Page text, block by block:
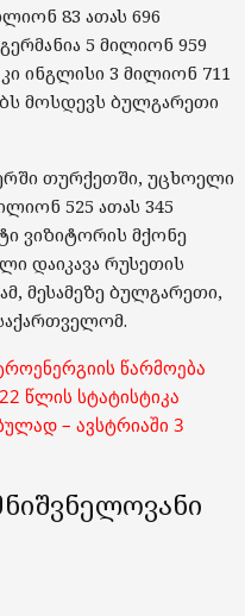
83 ათას 696
5 მილიონ 959
ინგლისი 3 მილიონ 711
მოსდევს ბულგარეთი
თურქეთში, უცხოელი
525 ათას 345
ვიზიტორის მქონე
დაიკავა რუსეთის
მესამეზე ბულგარეთი,
წარმოება
წლის სტატისტიკა
– ავსტრიაში 3